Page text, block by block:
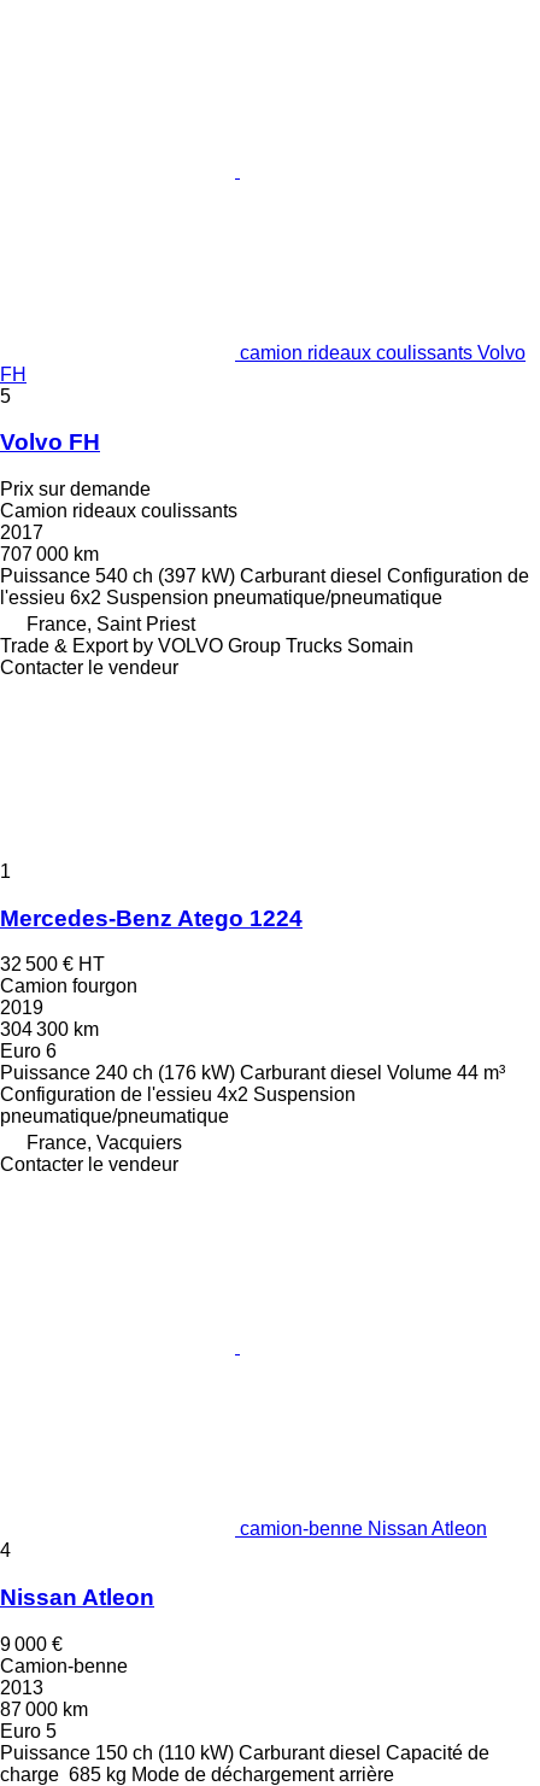
camion rideaux coulissants Volvo
FH
5
Volvo FH
Prix sur demande
Camion rideaux coulissants
2017
707 000 km
Puissance 540 ch (397 kW) Carburant diesel Configuration de
l'essieu 6x2 Suspension pneumatique/pneumatique
France, Saint Priest
Trade & Export by VOLVO Group Trucks Somain
Contacter le vendeur
1
Mercedes-Benz Atego 1224
32 500 € HT
Camion fourgon
2019
304 300 km
Euro 6
Puissance 240 ch (176 kW) Carburant diesel Volume 44 m³
Configuration de l'essieu 4x2 Suspension
pneumatique/pneumatique
France, Vacquiers
Contacter le vendeur
camion-benne Nissan Atleon
4
Nissan Atleon
9 000 €
Camion-benne
2013
87 000 km
Euro 5
Puissance 150 ch (110 kW) Carburant diesel Capacité de
charge 685 kg Mode de déchargement arrière